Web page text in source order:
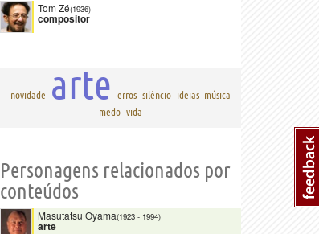
Tom Zé(1936)
compositor
novidade arte erros silêncio ideias música
medo vida
Personagens relacionados por
conteúdos
Masutatsu Oyama(1923 - 1994)
arte